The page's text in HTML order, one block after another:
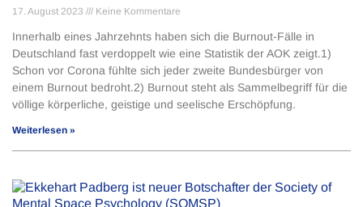
17. August 2023 Keine Kommentare
Innerhalb eines Jahrzehnts haben sich die Burnout-Fälle in
Deutschland fast verdoppelt wie eine Statistik der AOK zeigt.1)
Schon vor Corona fühlte sich jeder zweite Bundesbürger von
einem Burnout bedroht.2) Burnout steht als Sammelbegriff für die
völlige körperliche, geistige und seelische Erschöpfung.
Weiterlesen »